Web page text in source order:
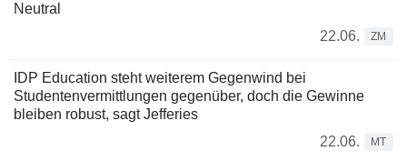
Neutral
22.06.
ZM
IDP Education steht weiterem Gegenwind bei
Studentenvermittlungen gegenüber, doch die Gewinne
bleiben robust, sagt Jefferies
22.06.
MT